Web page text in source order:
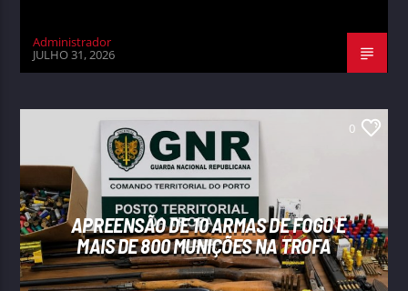
Administrador
JULHO 31, 2026
0
APREENSÃO DE 10 ARMAS DE FOGO E
MAIS DE 800 MUNIÇÕES NA TROFA